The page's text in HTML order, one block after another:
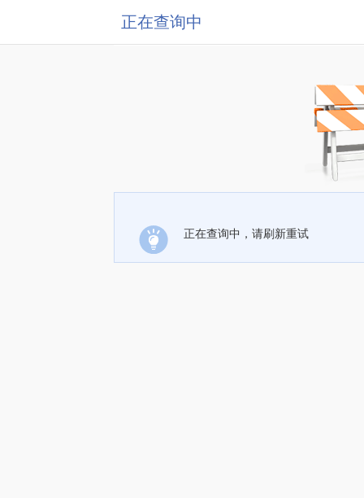
正在查询中
正在查询中，请刷新重试